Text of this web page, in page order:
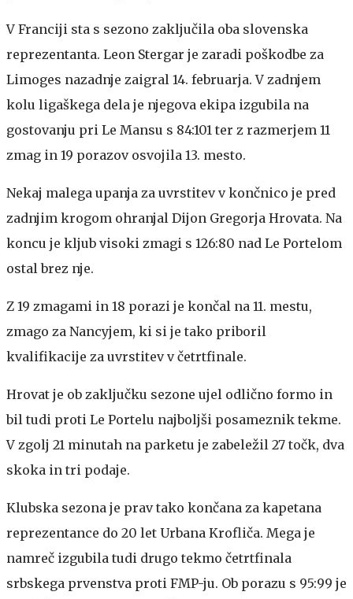
V Franciji sta s sezono zaključila oba slovenska
reprezentanta. Leon Stergar je zaradi poškodbe za
Limoges nazadnje zaigral 14. februarja. V zadnjem
kolu ligaškega dela je njegova ekipa izgubila na
gostovanju pri Le Mansu s 84:101 ter z razmerjem 11
zmag in 19 porazov osvojila 13. mesto.
Nekaj malega upanja za uvrstitev v končnico je pred
zadnjim krogom ohranjal Dijon Gregorja Hrovata. Na
koncu je kljub visoki zmagi s 126:80 nad Le Portelom
ostal brez nje.
Z 19 zmagami in 18 porazi je končal na 11. mestu,
zmago za Nancyjem, ki si je tako priboril
kvalifikacije za uvrstitev v četrtfinale.
Hrovat je ob zaključku sezone ujel odlično formo in
bil tudi proti Le Portelu najboljši posameznik tekme.
V zgolj 21 minutah na parketu je zabeležil 27 točk, dva
skoka in tri podaje.
Klubska sezona je prav tako končana za kapetana
reprezentance do 20 let Urbana Krofliča. Mega je
namreč izgubila tudi drugo tekmo četrtfinala
srbskega prvenstva proti FMP-ju. Ob porazu s 95:99 je